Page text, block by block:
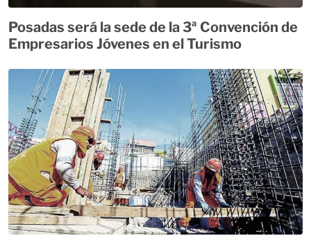
Posadas será la sede de la 3ª Convención de
Empresarios Jóvenes en el Turismo